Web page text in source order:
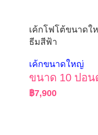
เค้กโฟโต้ขนาดใ
ธีมสีฟ้า
เค้กขนาดใหญ่
ขนาด 10 ปอน
฿7,900